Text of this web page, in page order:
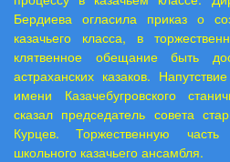
Бердиева огласила приказ о
казачьего класса, в
клятвенное обещание быть
астраханских казаков.
имени Казачебугровского
сказал председатель совета
Курцев. Торжественную
школьного казачьего ансамбля.